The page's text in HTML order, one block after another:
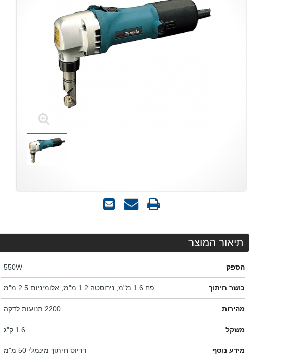
שלח
שאל
המוצר
תיאור המוצר
הספק 550W
כושר חיתוך פח 1.6 מ"מ, נירוסטה 1.2 מ"מ, אלומיניום 2.5 מ"מ
מהירות 2200 תנועות לדקה
משקל 1.6 ק"ג
מידע נוסף רדיוס חיתוך מינמלי 50 מ"מ